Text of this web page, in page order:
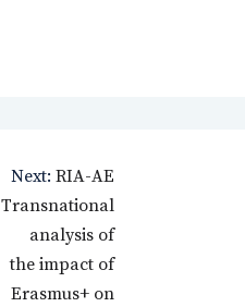
Next: RIA-AE
Transnational
analysis of
the impact of
Erasmus+ on